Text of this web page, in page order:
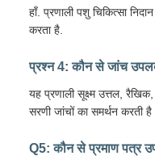
हाँ. प्रणाली पशु चिकित्सा
करता है.
प्रश्न 4: कौन से जांच
यह प्रणाली सूक्ष्म उत्तल,
सरणी जांचों का समर्थन करती
Q5: कौन से प्रमाण पत्र